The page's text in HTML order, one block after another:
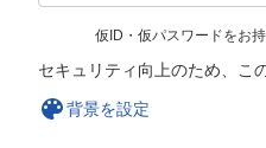
仮ID・仮パスワードをお
セキュリティ向上のため、こ
背景を設定